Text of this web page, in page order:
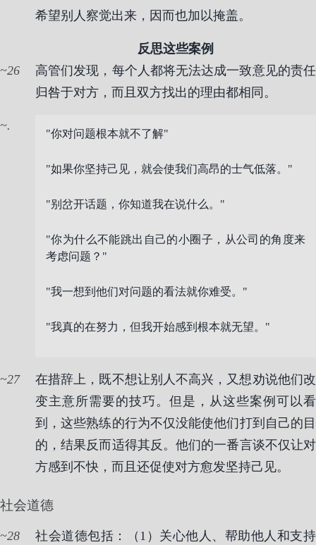
希望别人察觉出来，因而也加以掩盖。
反思这些案例
26
高管们发现，每个人都将无法达成一致意见的责任
归咎于对方，而且双方找出的理由都相同。
.
"你对问题根本就不了解"
"如果你坚持己见，就会使我们高昂的士气低落。"
"别岔开话题，你知道我在说什么。"
"你为什么不能跳出自己的小圈子，从公司的角度来
考虑问题？"
"我一想到他们对问题的看法就你难受。"
"我真的在努力，但我开始感到根本就无望。"
27
在措辞上，既不想让别人不高兴，又想劝说他们改
变主意所需要的技巧。但是，从这些案例可以看
到，这些熟练的行为不仅没能使他们打到自己的目
的，结果反而适得其反。他们的一番言谈不仅让对
方感到不快，而且还促使对方愈发坚持己见。
社会道德
28
社会道德包括：（1）关心他人、帮助他人和支持